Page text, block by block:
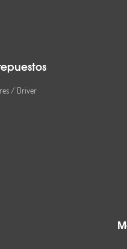
/ Driver